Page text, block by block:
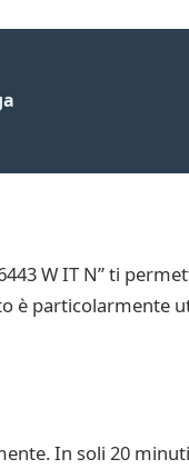
W IT N” ti
è particolarmente
In soli 20